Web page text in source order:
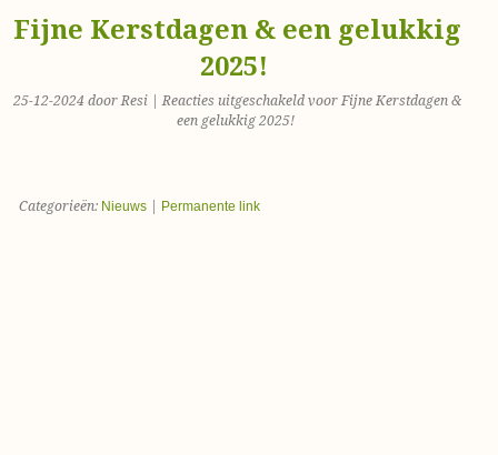
Fijne Kerstdagen & een gelukkig
2025!
25-12-2024 door Resi |Reacties uitgeschakeldvoor Fijne Kerstdagen &
een gelukkig 2025!
Categorieën: Nieuws| Permanente link